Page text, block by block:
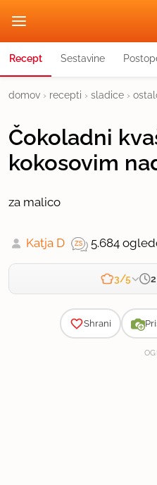
Recept Sestavine
domov › recepti › sladice ›
Čokoladni
kokosovim
za malico
Katja D 5.684
3/5
Shrani